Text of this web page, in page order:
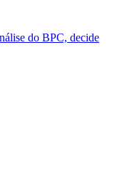
do BPC, decide